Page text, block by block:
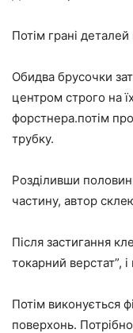
Потім грані
Обидва брусочки
центром строго на
форстнера.потім
трубку.
Розділивши
частину, автор
Після застигання
токарний верстат”,
Потім виконується
поверхонь.